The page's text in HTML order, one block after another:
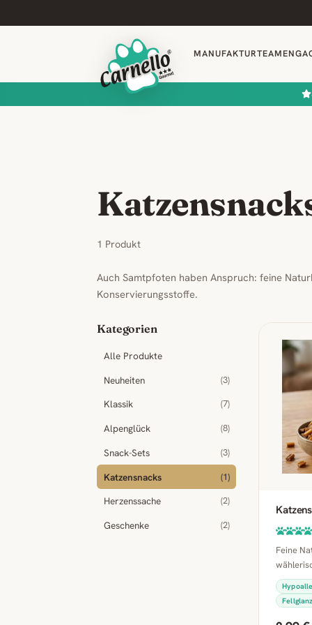
MANUFAKTURTEAM
1 Produkt
Auch Samtpfoten haben Anspruch: feine
Konservierungsstoffe.
Kategorien
Alle Produkte
Neuheiten
(3)
Klassik (7)
Alpenglück (8)
Snack-Sets (3)
Katzensnacks (1)
Herzenssache (2)
Geschenke (2)
Feine